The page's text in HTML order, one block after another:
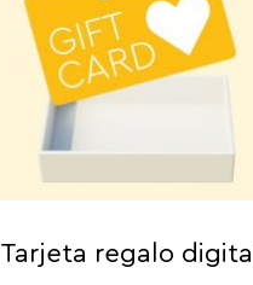
Tarjeta regalo digital